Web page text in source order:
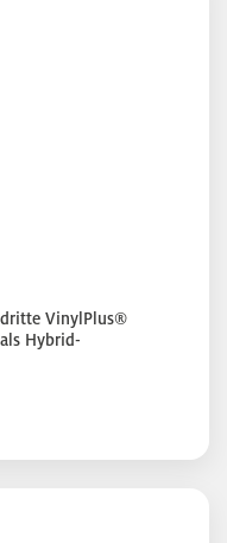
dritte VinylPlus®
Hybrid-